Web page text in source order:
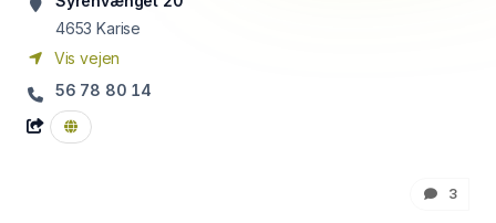
4653 Karise
Vis vejen
56 78 80 14
3